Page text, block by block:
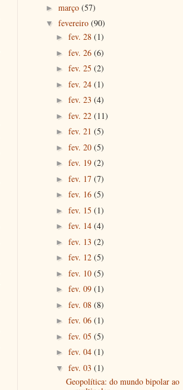
► março (57)
▼ fevereiro (90)
► fev. 28 (1)
► fev. 26 (6)
► fev. 25 (2)
► fev. 24 (1)
► fev. 23 (4)
► fev. 22 (11)
► fev. 21 (5)
► fev. 20 (5)
► fev. 19 (2)
► fev. 17 (7)
► fev. 16 (5)
► fev. 15 (1)
► fev. 14 (4)
► fev. 13 (2)
► fev. 12 (5)
► fev. 10 (5)
► fev. 09 (1)
► fev. 08 (8)
► fev. 06 (1)
► fev. 05 (5)
► fev. 04 (1)
▼ fev. 03 (1)
Geopolítica: do mundo bipolar ao